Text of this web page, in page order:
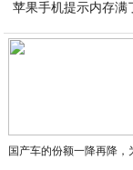
苹果手机提示内存满
国产车的份额一降再降，